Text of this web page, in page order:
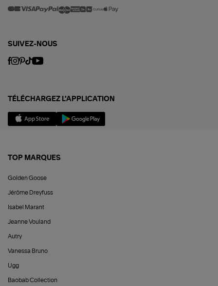
SUIVEZ-NOUS
TÉLÉCHARGEZ L'APPLICATION
TOP MARQUES
Golden Goose
Jérôme Dreyfuss
Isabel Marant
Jeanne Vouland
Autry
Vanessa Bruno
Ugg
Baobab Collection